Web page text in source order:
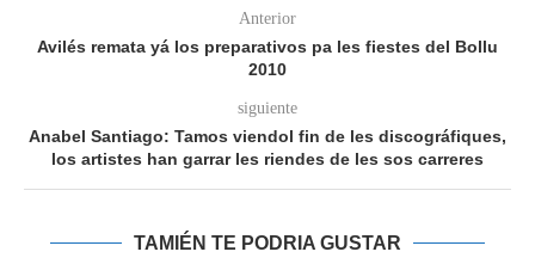
Anterior
Avilés remata yá los preparativos pa les fiestes del Bollu
2010
siguiente
Anabel Santiago: Tamos viendol fin de les discográfiques,
los artistes han garrar les riendes de les sos carreres
TAMIÉN TE PODRIA GUSTAR